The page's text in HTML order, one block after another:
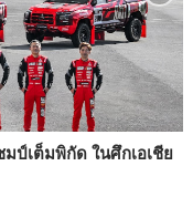
ป์เต็มพิกัด ในศึกเอเชีย